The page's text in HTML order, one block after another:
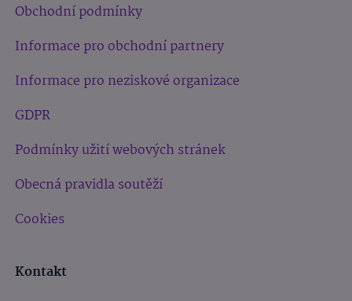
Obchodní podmínky
Informace pro obchodní partnery
Informace pro neziskové organizace
GDPR
Podmínky užití webových stránek
Obecná pravidla soutěží
Cookies
Kontakt